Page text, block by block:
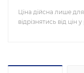
Ціна дійсна лише
відрізнятись від цін